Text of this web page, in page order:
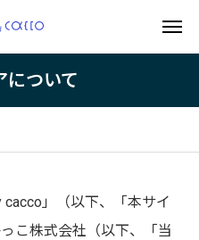
について
cacco」（以下、「本サイ
こ株式会社（以下、「当